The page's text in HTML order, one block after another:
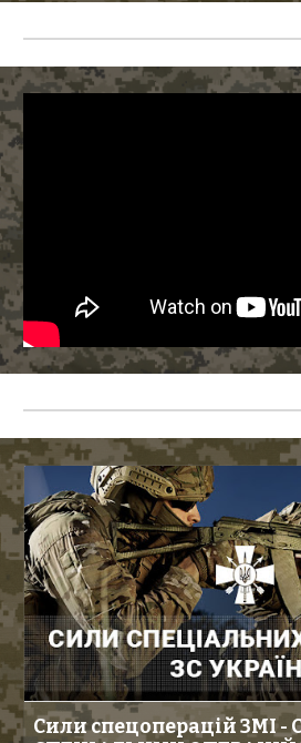
Сили спецоперацій ЗМІ -